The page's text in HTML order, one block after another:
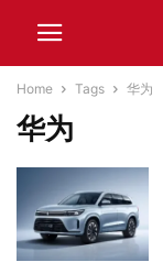
Home Tags 华为
华为